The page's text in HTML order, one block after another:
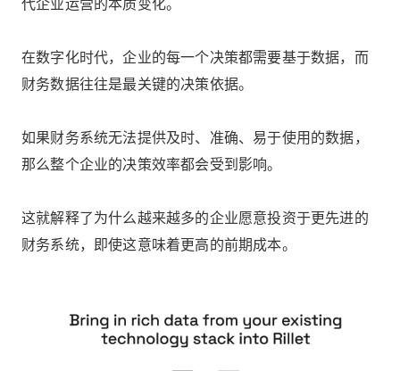
代企业运营的本质变化。
在数字化时代，企业的每一个决策都需要基于数据，而
财务数据往往是最关键的决策依据。
如果财务系统无法提供及时、准确、易于使用的数据，
那么整个企业的决策效率都会受到影响。
这就解释了为什么越来越多的企业愿意投资于更先进的
财务系统，即使这意味着更高的前期成本。